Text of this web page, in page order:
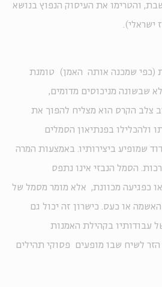
והטרימו את העיסוק הנפוץ בנושא
ישראלי).
(כפי שמכנה אותה האמן) טומנת
שבשונה מניכוסים מדומים,
צלב הקרס הוא מצליח להפוך את
ולהכלילו בפנתיאון הסמלים
שמופיע ביצירותיו. באמצעות המרה
הסמל הנבזי אינו נתפס
כפגיעה מכוונת, אלא מומר מסמל של
או כעס. כישרון זה יכול גם
עבודותיו בקהילת האמנות
לשיח שבו מופעים פסוקי תהילים